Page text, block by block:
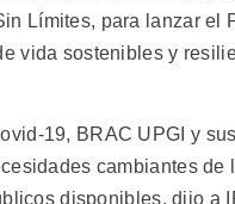
Límites, para lanzar el
vida sostenibles y
19, BRAC UPGI y
cambiantes
disponibles, dijo a